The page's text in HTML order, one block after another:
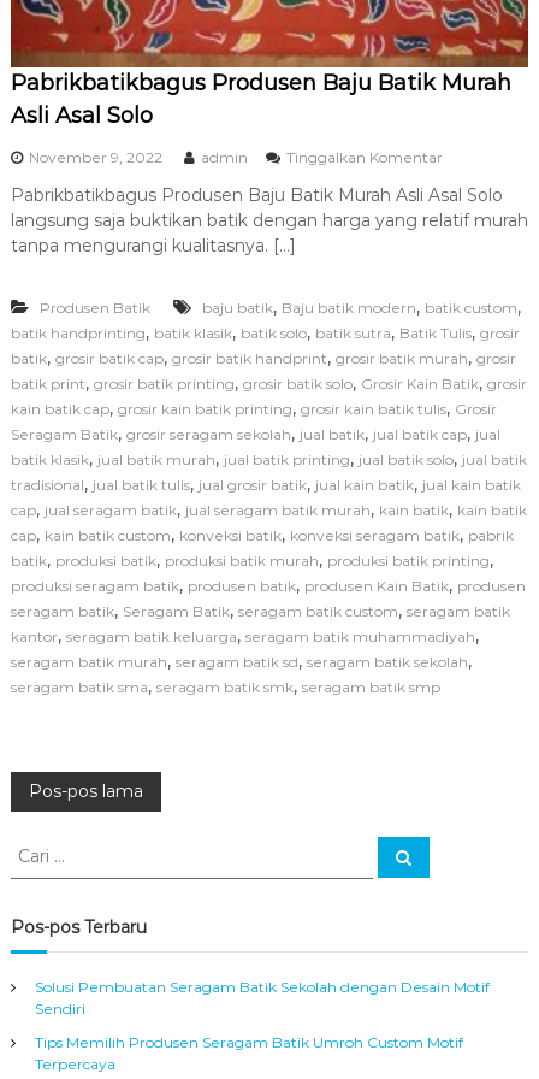
Pabrikbatikbagus Produsen Baju Batik Murah
Asli Asal Solo
November 9, 2022 admin Tinggalkan Komentarp
d
a
r
i
a
t
i
k
b
a
u
s
P
r
o
d
M
h
Pabrikbatikbagus Produsen Baju Batik Murah Asli Asal Solo
langsung saja buktikan batik dengan harga yang relatif murah
tanpa mengurangi kualitasnya. […]
Produsen Batik baju batik, Baju batik modern, batik custom,
batik handprinting, batik klasik, batik solo, batik sutra, Batik Tulis, grosir
batik, grosir batik cap, grosir batik handprint, grosir batik murah, grosir
batik print, grosir batik printing, grosir batik solo, Grosir Kain Batik, grosir
kain batik cap, grosir kain batik printing, grosir kain batik tulis, Grosir
Seragam Batik, grosir seragam sekolah, jual batik, jual batik cap, jual
batik klasik, jual batik murah, jual batik printing, jual batik solo, jual batik
tradisional, jual batik tulis, jual grosir batik, jual kain batik, jual kain batik
cap, jual seragam batik, jual seragam batik murah, kain batik, kain batik
cap, kain batik custom, konveksi batik, konveksi seragam batik, pabrik
batik, produksi batik, produksi batik murah, produksi batik printing,
produksi seragam batik, produsen batik, produsen Kain Batik, produsen
seragam batik, Seragam Batik, seragam batik custom, seragam batik
kantor, seragam batik keluarga, seragam batik muhammadiyah,
seragam batik murah, seragam batik sd, seragam batik sekolah,
seragam batik sma, seragam batik smk, seragam batik smp
N
a
i
Pos-pos lama
C
:
C
a
Pos-pos Terbaru
Solusi Pembuatan Seragam Batik Sekolah dengan Desain Motif
Sendiri
Tips Memilih Produsen Seragam Batik Umroh Custom Motif
Terpercaya